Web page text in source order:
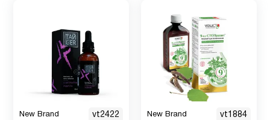
Уход за
полостью
14
Фолиевая
New Brand vt2422 New Brand vt1884